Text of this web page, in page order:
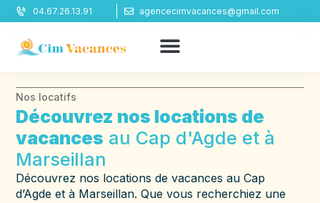
Panneau de gestion des cookies
04.67.26.13.91 agencecimvacances@gmail.com
Nos locatifs
Découvrez nos locations de
vacances au Cap d'Agde et à
Marseillan
Découvrez nos locations de vacances au Cap
d’Agde et à Marseillan. Que vous recherchiez une